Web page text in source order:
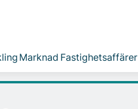
Marknad Fastighetsaffärer